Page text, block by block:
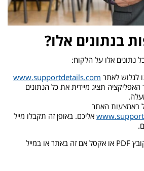
בנתונים אלו?
נתונים אלו על הלקוח:
לגלוש לאתר www.supportdetails.com
האפליקציה תציג מיידית את כל הנתונים
באמצעות האתר
אליכם. באופן זה תקבלו מייל
את הנתונים ניתן להציג בקובץ PDF או אקסל אם זה באתר או במייל